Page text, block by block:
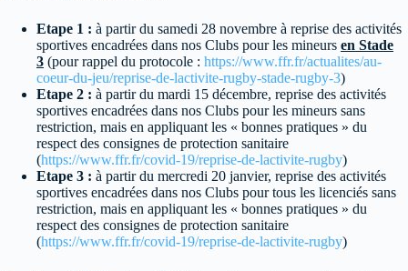
Etape 1 : à partir du samedi 28 novembre à reprise des activités
sportives encadrées dans nos Clubs pour les mineurs en Stade
3 (pour rappel du protocole : https://www.ffr.fr/actualites/au-
coeur-du-jeu/reprise-de-lactivite-rugby-stade-rugby-3)
Etape 2 : à partir du mardi 15 décembre, reprise des activités
sportives encadrées dans nos Clubs pour les mineurs sans
restriction, mais en appliquant les « bonnes pratiques » du
respect des consignes de protection sanitaire
(https://www.ffr.fr/covid-19/reprise-de-lactivite-rugby)
Etape 3 : à partir du mercredi 20 janvier, reprise des activités
sportives encadrées dans nos Clubs pour tous les licenciés sans
restriction, mais en appliquant les « bonnes pratiques » du
respect des consignes de protection sanitaire
(https://www.ffr.fr/covid-19/reprise-de-lactivite-rugby)